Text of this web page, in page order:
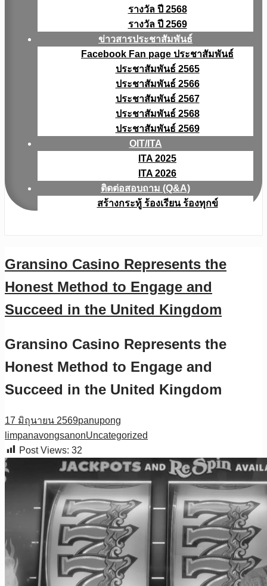
รางวัล ปี 2568
รางวัล ปี 2569
ข่าวสารประชาสัมพันธ์
Facebook Fan page ประชาสัมพันธ์
ประชาสัมพันธ์ 2565
ประชาสัมพันธ์ 2566
ประชาสัมพันธ์ 2567
ประชาสัมพันธ์ 2568
ประชาสัมพันธ์ 2569
OIT/ITA
ITA 2025
ITA 2026
ติดต่อสอบถาม (Q&A)
สร้างกระทู้ ร้องเรียน ร้องทุกข์
Gransino Casino Represents the
Honest Method to Engage and
Succeed in the United Kingdom
Gransino Casino Represents the
Honest Method to Engage and
Succeed in the United Kingdom
17 มิถุนายน 2569panupong
limpanavongsanonUncategorized
Post Views: 32